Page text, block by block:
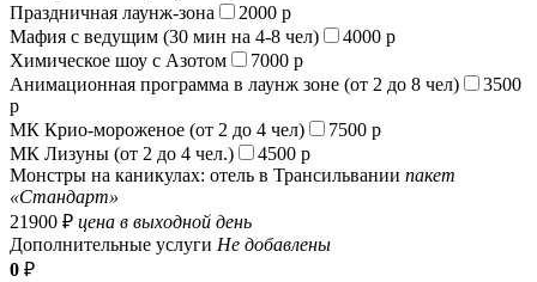
Праздничная лаунж-зона
2000 р
Мафия с ведущим (30 мин на 4-8 чел)
4000 р
Химическое шоу с Азотом
7000 р
Анимационная программа в лаунж зоне (от 2 до 8 чел)
3500
р
МК Крио-мороженое (от 2 до 4 чел)
7500 р
МК Лизуны (от 2 до 4 чел.)
4500 р
Монстры на каникулах: отель в Трансильвании пакет
«Стандарт»
21900 ₽ цена в выходной день
Дополнительные услуги Не добавлены
0 ₽